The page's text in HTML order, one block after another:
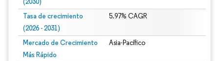
Tasa de crecimiento
(2026 - 2031)
5.97% CAGR
Mercado de Crecimiento
Más Rápido
Asia-Pacífico